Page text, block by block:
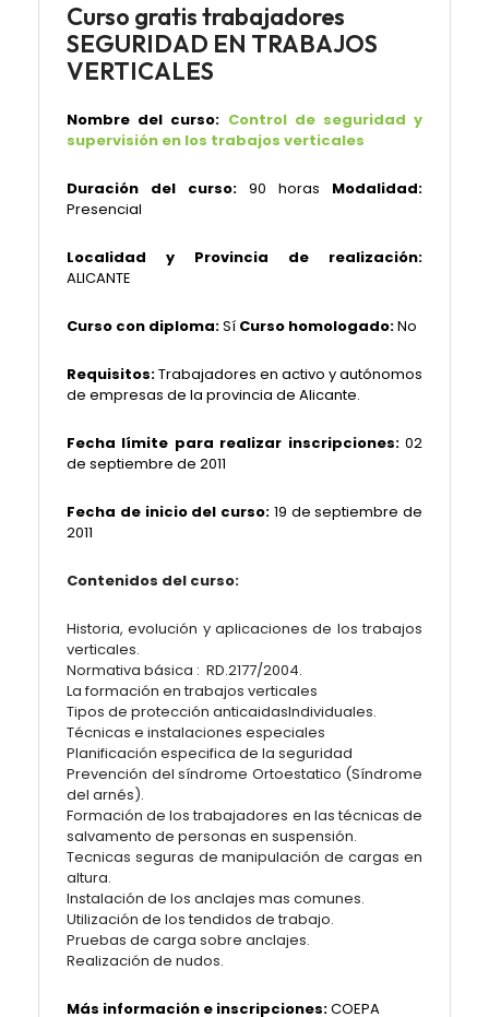
Curso gratis trabajadores
SEGURIDAD EN TRABAJOS
VERTICALES
Nombre del curso: Control de seguridad y
supervisión en los trabajos verticales
Duración del curso: 90 horas Modalidad:
Presencial
Localidad y Provincia de realización:
ALICANTE
Curso con diploma:Sí Curso homologado:No
Requisitos:Trabajadores en activo y autónomos
de empresas de la provincia de Alicante.
Fecha límite para realizar inscripciones: 02
de septiembre de 2011
Fecha de inicio del curso: 19 de septiembre de
2011
Contenidos del curso:
Historia, evolución y aplicaciones de los trabajos
verticales.
Normativa básica : RD.2177/2004.
La formación en trabajos verticales
Tipos de protección anticaidasIndividuales.
Técnicas e instalaciones especiales
Planificación especifica de la seguridad
Prevención del síndrome Ortoestatico (Síndrome
del arnés).
Formación de los trabajadores en las técnicas de
salvamento de personas en suspensión.
Tecnicas seguras de manipulación de cargas en
altura.
Instalación de los anclajes mas comunes.
Utilización de los tendidos de trabajo.
Pruebas de carga sobre anclajes.
Realización de nudos.
Más información e inscripciones:COEPA